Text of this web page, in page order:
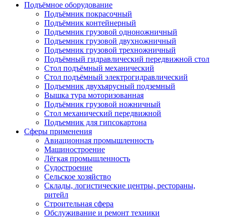
Подъёмное оборудование
Подъёмник покрасочный
Подъёмник контейнерный
Подъемник грузовой одноножничный
Подъемник грузовой двухножничный
Подъемник грузовой трехножничный
Подъёмный гидравлический передвижной стол
Стол подъёмный механический
Стол подъёмный электрогидравлический
Подъемник двухъярусный подземный
Вышка тура моторизованная
Подъёмник грузовой ножничный
Стол механический передвижной
Подъемник для гипсокартона
Сферы применения
Авиационная промышленность
Машиностроение
Лёгкая промышленность
Судостроение
Сельское хозяйство
Склады, логистические центры, рестораны,
ритейл
Строительная сфера
Обслуживание и ремонт техники